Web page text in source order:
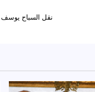
نقل السباح يوسف